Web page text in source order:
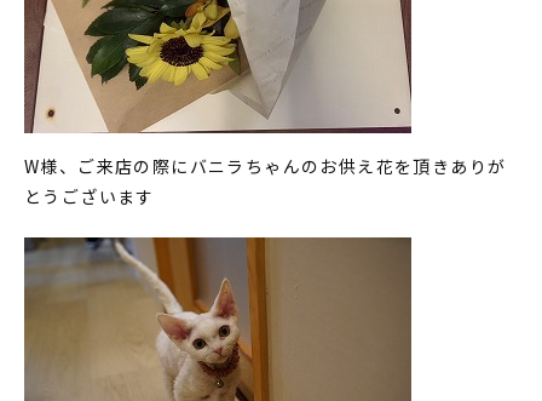
W様、ご来店の際にバニラちゃんのお供え花を頂きありが
とうございます